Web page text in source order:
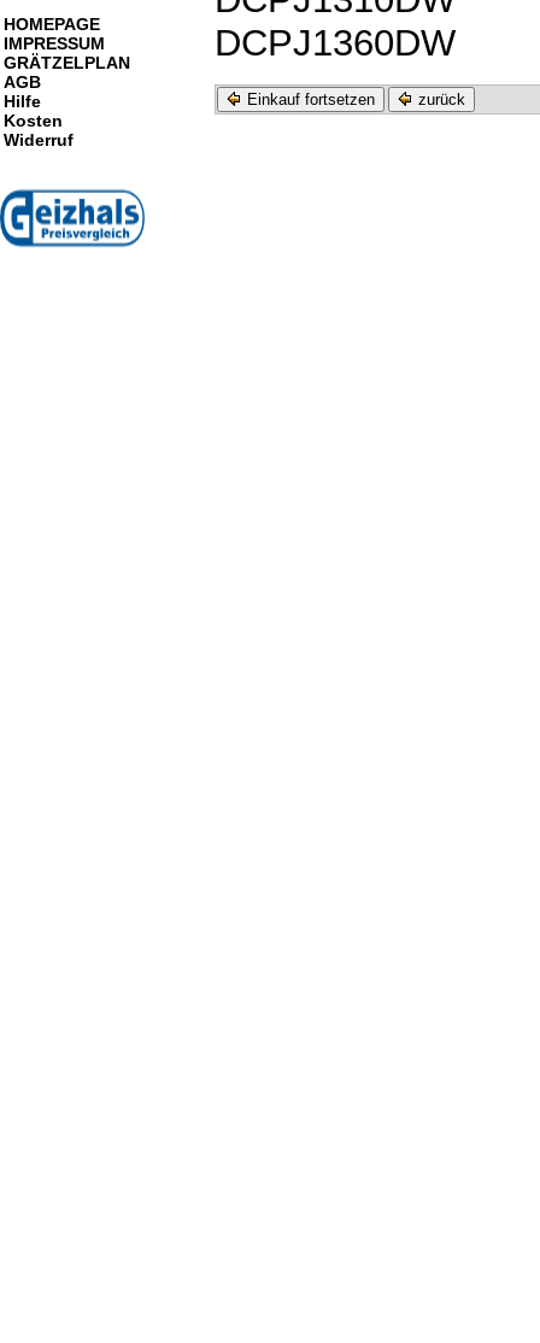
DCPJ1360DW
Einkauf fortsetzen zurück
HOMEPAGE
IMPRESSUM
GRÄTZELPLAN
AGB
Hilfe
Kosten
Widerruf